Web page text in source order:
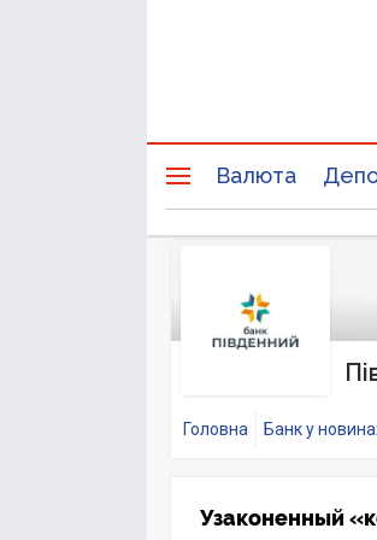
Валюта
Головна Банк у
Узаконенный